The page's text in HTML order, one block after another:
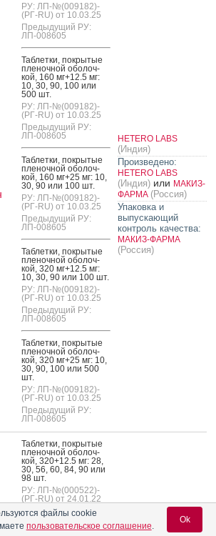
РУ: ЛП-№(009182)-
(РГ-RU) от 10.03.25
Предыдущий РУ:
ЛП-008605
Таб­летки, пок­ры­тые
пле­ноч­ной обо­лоч­
кой, 160 мг+12.5 мг:
10, 30, 90, 100 или
500 шт.
РУ: ЛП-№(009182)-
(РГ-RU) от 10.03.25
Предыдущий РУ:
ЛП-008605
Таб­летки, пок­ры­тые
пле­ноч­ной обо­лоч­
кой, 160 мг+25 мг: 10,
30, 90 или 100 шт.
РУ: ЛП-№(009182)-
(РГ-RU) от 10.03.25
Предыдущий РУ:
ЛП-008605
Таб­летки, пок­ры­тые
пле­ноч­ной обо­лоч­
кой, 320 мг+12.5 мг:
10, 30, 90 или 100 шт.
РУ: ЛП-№(009182)-
(РГ-RU) от 10.03.25
Предыдущий РУ:
ЛП-008605
Таб­летки, пок­ры­тые
пле­ноч­ной обо­лоч­
кой, 320 мг+25 мг: 10,
30, 90, 100 или 500
шт.
РУ: ЛП-№(009182)-
(РГ-RU) от 10.03.25
Предыдущий РУ:
ЛП-008605
HETERO LABS
(Индия)
Произведено:
HETERO LABS
(Индия) или МАКИЗ-
ФАРМА (Россия)
Упаковка и
выпускающий
контроль качества:
МАКИЗ-ФАРМА
(Россия)
Таб­летки, пок­ры­тые
пле­ноч­ной обо­лоч­
кой, 320+12.5 мг: 28,
30, 56, 60, 84, 90 или
98 шт.
РУ: ЛП-№(000522)-
(РГ-RU) от 24.01.22
Предыдущий РУ:
ЛП-003177
KRKA d.d., Novo
файлы cookie
пользовательское соглашение.
Ok